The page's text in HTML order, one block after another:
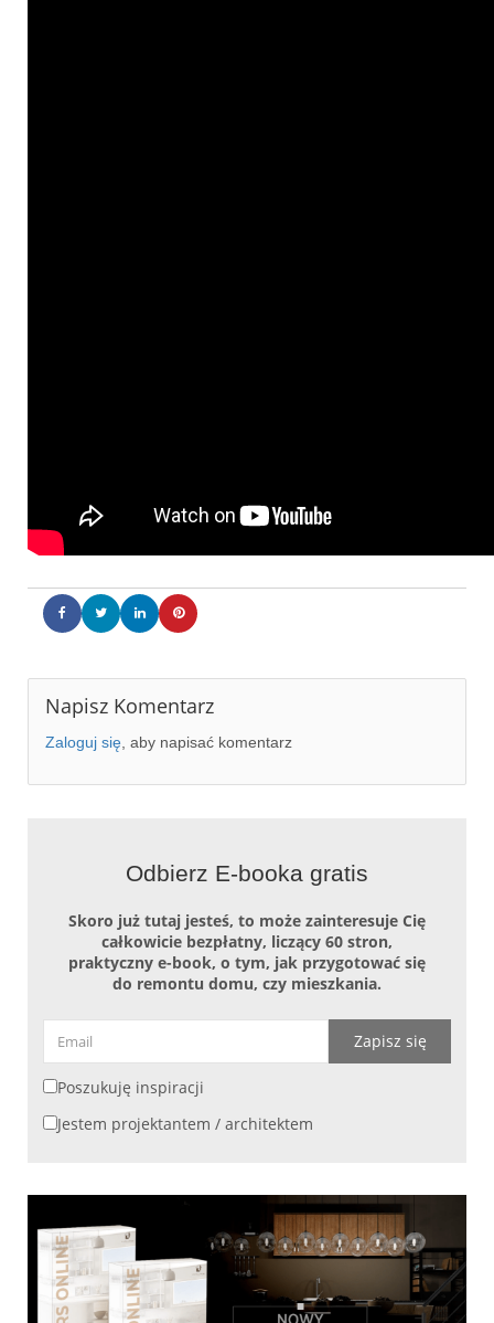
Napisz Komentarz
Zaloguj się , aby napisać komentarz
Odbierz E-booka gratis
Skoro już tutaj jesteś, to może zainteresuje Cię
całkowicie bezpłatny, liczący 60 stron,
praktyczny e-book, o tym, jak przygotować się
do remontu domu, czy mieszkania.
Zapisz się
Poszukuję inspiracji
Jestem projektantem / architektem